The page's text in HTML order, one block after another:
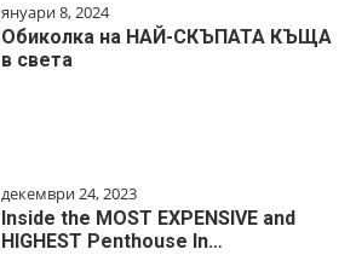
януари 8, 2024
Обиколка на НАЙ-СКЪПАТА КЪЩА
в света
декември 24, 2023
Inside the MOST EXPENSIVE and
HIGHEST Penthouse In…